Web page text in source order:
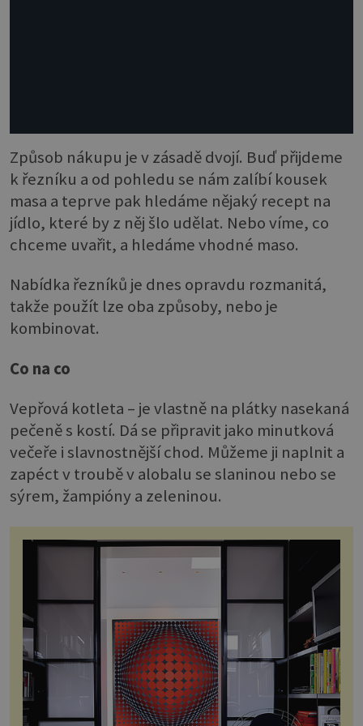
Způsob nákupu je v zásadě dvojí. Buď přijdeme
k řezníku a od pohledu se nám zalíbí kousek
masa a teprve pak hledáme nějaký recept na
jídlo, které by z něj šlo udělat. Nebo víme, co
chceme uvařit, a hledáme vhodné maso.
Nabídka řezníků je dnes opravdu rozmanitá,
takže použít lze oba způsoby, nebo je
kombinovat.
Co na co
Vepřová kotleta – je vlastně na plátky nasekaná
pečeně s kostí. Dá se připravit jako minutková
večeře i slavnostnější chod. Můžeme ji naplnit a
zapéct v troubě v alobalu se slaninou nebo se
sýrem, žampióny a zeleninou.